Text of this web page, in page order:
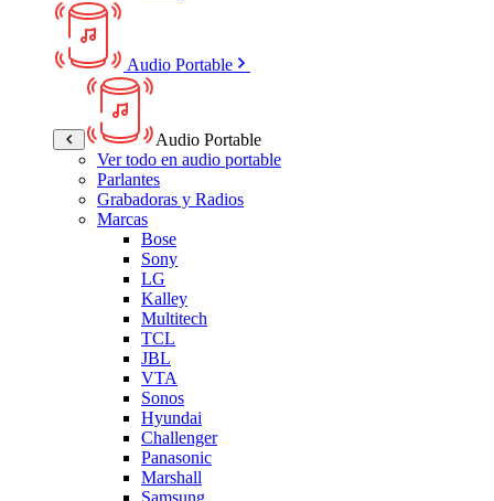
Audio Portable
Audio Portable
Ver todo en audio portable
Parlantes
Grabadoras y Radios
Marcas
Bose
Sony
LG
Kalley
Multitech
TCL
JBL
VTA
Sonos
Hyundai
Challenger
Panasonic
Marshall
Samsung